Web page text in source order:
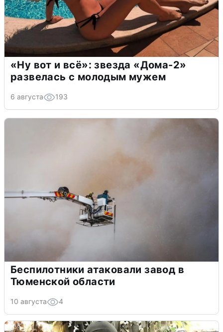
«Ну вот и всё»: звезда «Дома-2»
развелась с молодым мужем
6 августа 193
Беспилотники атаковали завод в
Тюменской области
10 августа 4